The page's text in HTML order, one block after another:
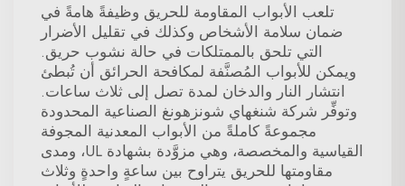
تلعب الأبواب المقاومة للحريق وظيفةً هامةً في
ضمان سلامة الأشخاص وكذلك في تقليل الأضرار
التي تلحق بالممتلكات في حالة نشوب حريق.
ويمكن للأبواب المُصنَّفة لمكافحة الحرائق أن تُبطئ
انتشار النار والدخان لمدة تصل إلى ثلاث ساعات.
وتوفِّر شركة شنغهاي شونزهونغ الصناعية المحدودة
مجموعةً كاملةً من الأبواب المعدنية المجوفة
القياسية والمخصصة، وهي مزوَّدة بشهادة UL، ومدى
مقاومتها للحريق يتراوح بين ساعةٍ واحدةٍ وثلاث